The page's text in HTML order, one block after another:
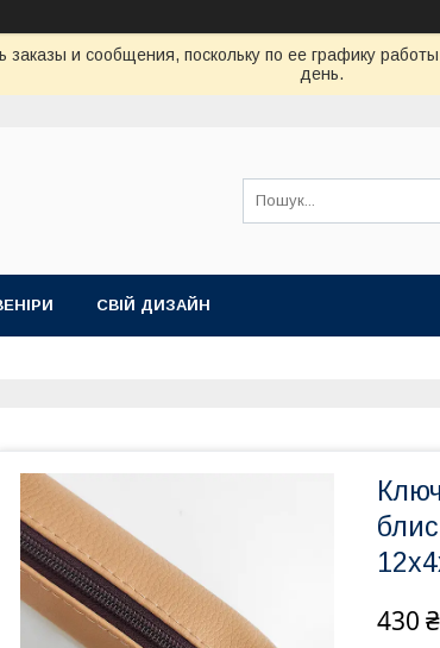
и сообщения, поскольку по ее графику
день.
СВІЙ ДИЗАЙН
430 ₴